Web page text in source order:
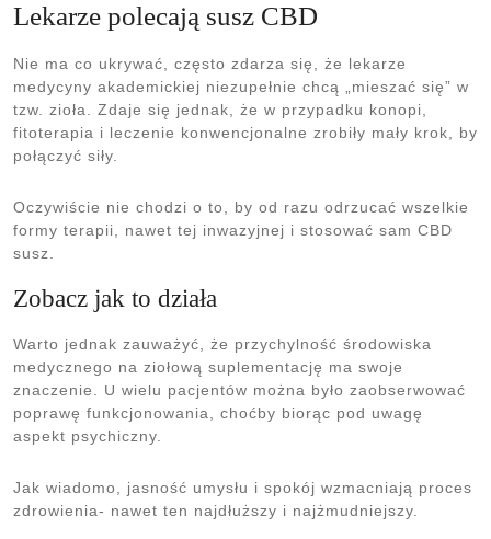
Lekarze polecają susz CBD
Nie ma co ukrywać, często zdarza się, że lekarze
medycyny akademickiej niezupełnie chcą „mieszać się” w
tzw. zioła. Zdaje się jednak, że w przypadku konopi,
fitoterapia i leczenie konwencjonalne zrobiły mały krok, by
połączyć siły.
Oczywiście nie chodzi o to, by od razu odrzucać wszelkie
formy terapii, nawet tej inwazyjnej i stosować sam CBD
susz.
Zobacz jak to działa
Warto jednak zauważyć, że przychylność środowiska
medycznego na ziołową suplementację ma swoje
znaczenie. U wielu pacjentów można było zaobserwować
poprawę funkcjonowania, choćby biorąc pod uwagę
aspekt psychiczny.
Jak wiadomo, jasność umysłu i spokój wzmacniają proces
zdrowienia- nawet ten najdłuższy i najżmudniejszy.